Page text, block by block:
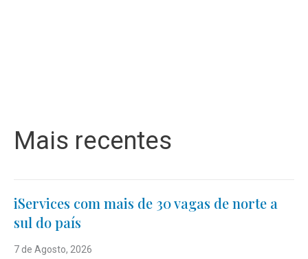
Mais recentes
iServices com mais de 30 vagas de norte a
sul do país
7 de Agosto, 2026